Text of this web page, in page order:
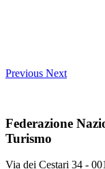
Previous Next
Federazione
Turismo
Via dei Cestari 34 -